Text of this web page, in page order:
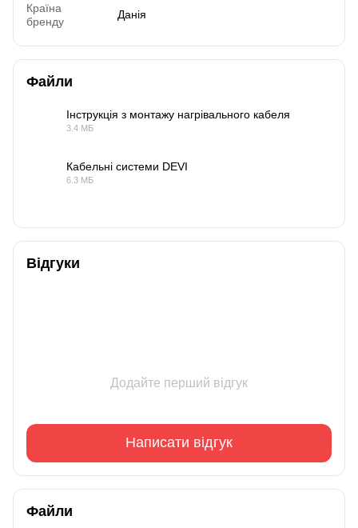
Країна
бренду
Данія
Файли
Інструкція з монтажу нагрівального кабеля
3.4 МБ
Кабельні системи DEVI
6.3 МБ
Відгуки
Додайте перший відгук
Написати відгук
Файли